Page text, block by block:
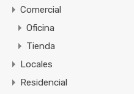
Comercial
Oficina
Tienda
Locales
Residencial